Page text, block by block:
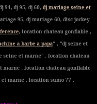
94, dj 95, dj 60, dj mariage seine et
95, dj mariage 60, disc jockey
, location chateau gonflable ,
a barbe a papa" , "dj seine et
seine et marne" , location chateau
marne , location chateau gonflable
marne , location sumo 77 ,